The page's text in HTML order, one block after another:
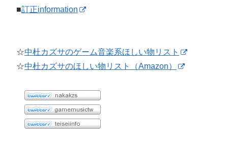
■訂正information
☆中杜カズサのゲーム音楽系ほしい物リスト
☆中杜カズサのほしい物リスト（Amazon）